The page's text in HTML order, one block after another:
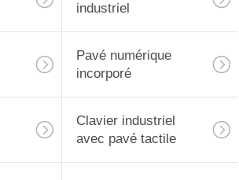
industriel
Pavé numérique
incorporé
Clavier industriel
avec pavé tactile